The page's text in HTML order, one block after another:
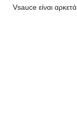
Vsauce είναι